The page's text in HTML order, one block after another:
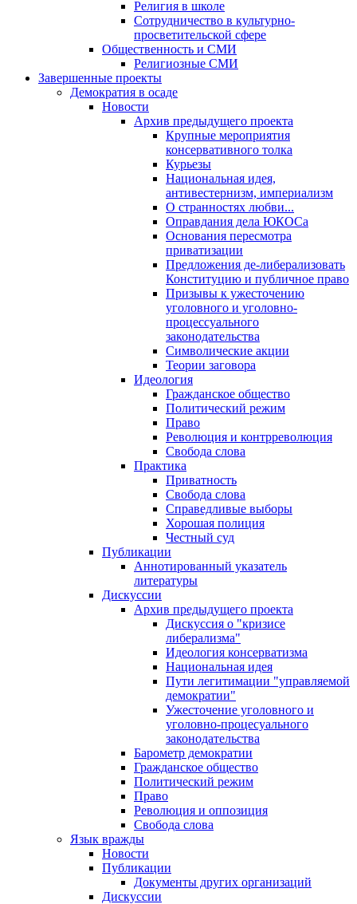
Религия в школе
Сотрудничество в культурно-
просветительской сфере
Общественность и СМИ
Религиозные СМИ
Завершенные проекты
Демократия в осаде
Новости
Архив предыдущего проекта
Крупные мероприятия
консервативного толка
Курьезы
Национальная идея,
антивестернизм, империализм
О странностях любви...
Оправдания дела ЮКОСа
Основания пересмотра
приватизации
Предложения де-либерализовать
Конституцию и публичное право
Призывы к ужесточению
уголовного и уголовно-
процессуального
законодательства
Символические акции
Теории заговора
Идеология
Гражданское общество
Политический режим
Право
Революция и контрреволюция
Свобода слова
Практика
Приватность
Свобода слова
Справедливые выборы
Хорошая полиция
Честный суд
Публикации
Аннотированный указатель
литературы
Дискуссии
Архив предыдущего проекта
Дискуссия о "кризисе
либерализма"
Идеология консерватизма
Национальная идея
Пути легитимации "управляемой
демократии"
Ужесточение уголовного и
уголовно-процесуального
законодательства
Барометр демократии
Гражданское общество
Политический режим
Право
Революция и оппозиция
Свобода слова
Язык вражды
Новости
Публикации
Документы других организаций
Дискуссии